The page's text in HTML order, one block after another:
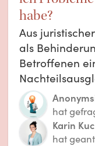
habe?
Aus
als
Betroffenen
hat
Karin
hat